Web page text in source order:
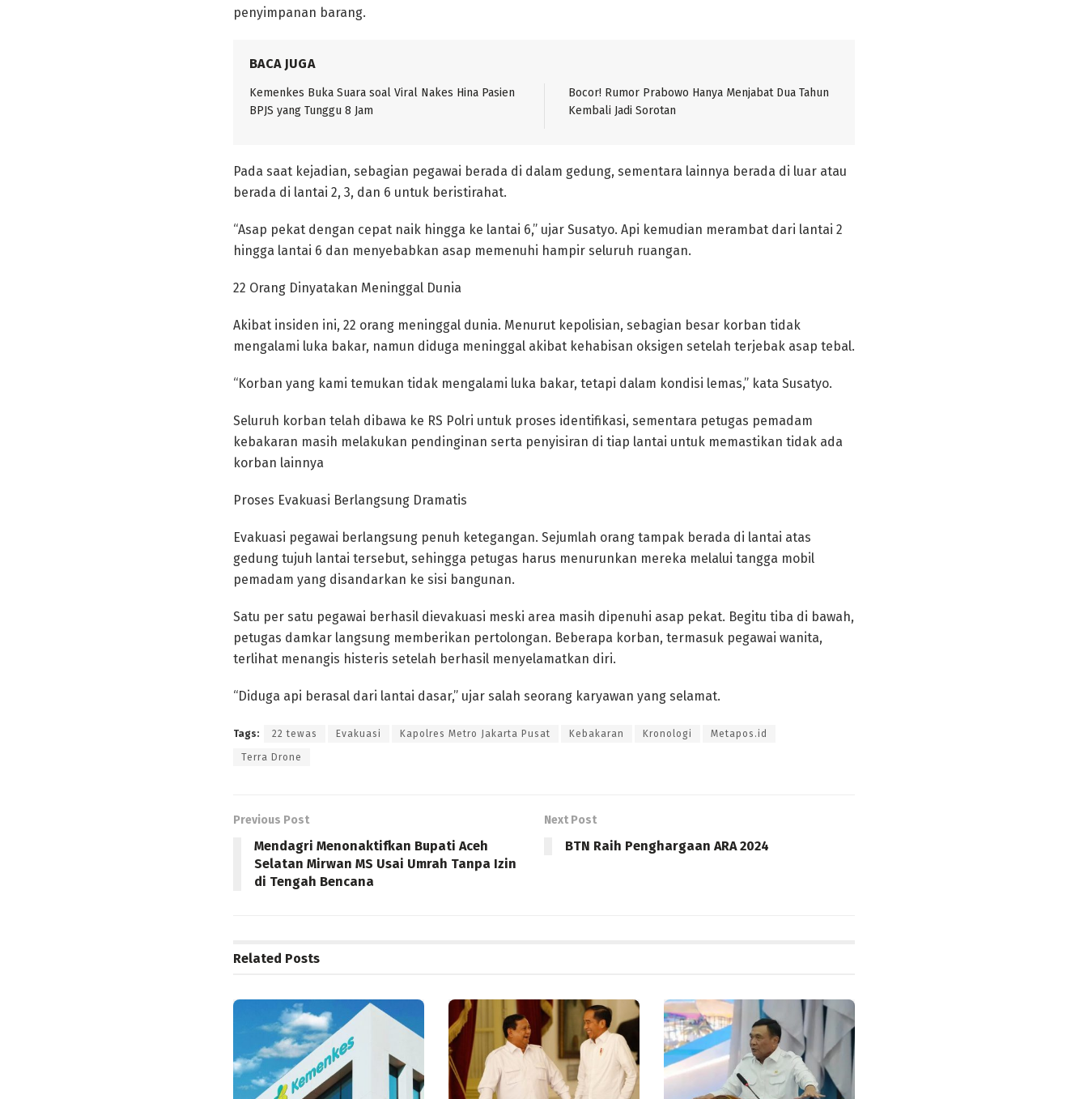
penyimpanan barang.
BACA JUGA
Kemenkes Buka Suara soal Viral Nakes Hina Pasien
BPJS yang Tunggu 8 Jam
Bocor! Rumor Prabowo Hanya Menjabat Dua Tahun
Kembali Jadi Sorotan
Pada saat kejadian, sebagian pegawai berada di dalam gedung, sementara lainnya berada di luar atau
berada di lantai 2, 3, dan 6 untuk beristirahat.
“Asap pekat dengan cepat naik hingga ke lantai 6,” ujar Susatyo. Api kemudian merambat dari lantai 2
hingga lantai 6 dan menyebabkan asap memenuhi hampir seluruh ruangan.
22 Orang Dinyatakan Meninggal Dunia
Akibat insiden ini, 22 orang meninggal dunia. Menurut kepolisian, sebagian besar korban tidak
mengalami luka bakar, namun diduga meninggal akibat kehabisan oksigen setelah terjebak asap tebal.
“Korban yang kami temukan tidak mengalami luka bakar, tetapi dalam kondisi lemas,” kata Susatyo.
Seluruh korban telah dibawa ke RS Polri untuk proses identifikasi, sementara petugas pemadam
kebakaran masih melakukan pendinginan serta penyisiran di tiap lantai untuk memastikan tidak ada
korban lainnya
Proses Evakuasi Berlangsung Dramatis
Evakuasi pegawai berlangsung penuh ketegangan. Sejumlah orang tampak berada di lantai atas
gedung tujuh lantai tersebut, sehingga petugas harus menurunkan mereka melalui tangga mobil
pemadam yang disandarkan ke sisi bangunan.
Satu per satu pegawai berhasil dievakuasi meski area masih dipenuhi asap pekat. Begitu tiba di bawah,
petugas damkar langsung memberikan pertolongan. Beberapa korban, termasuk pegawai wanita,
terlihat menangis histeris setelah berhasil menyelamatkan diri.
“Diduga api berasal dari lantai dasar,” ujar salah seorang karyawan yang selamat.
Tags: 22 tewas Evakuasi Kapolres Metro Jakarta Pusat Kebakaran Kronologi Metapos.id
Terra Drone
Previous Post
Mendagri Menonaktifkan Bupati Aceh
Selatan Mirwan MS Usai Umrah Tanpa Izin
di Tengah Bencana
Next Post
BTN Raih Penghargaan ARA 2024
Related Posts